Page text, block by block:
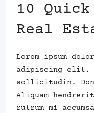
10
Real
Lorem ipsum
adipiscing elit.
sollicitudin.
Aliquam
rutrum mi